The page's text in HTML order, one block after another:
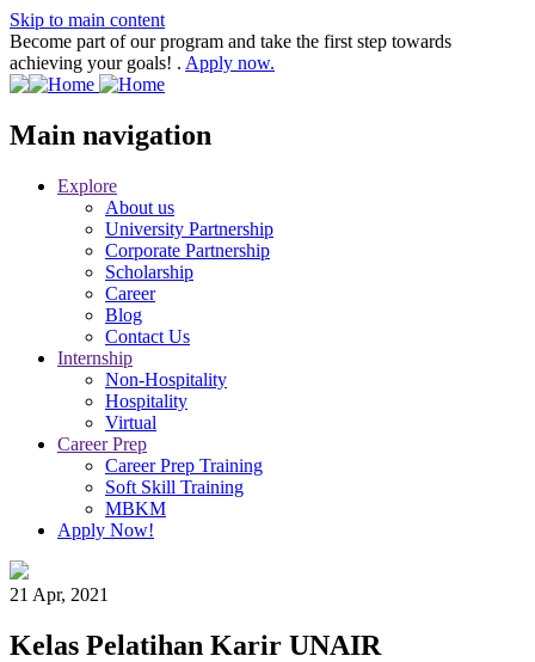
Skip to main content
Become part of our program and take the first step towards
achieving your goals! . Apply now.
Main navigation
Explore
About us
University Partnership
Corporate Partnership
Scholarship
Career
Blog
Contact Us
Internship
Non-Hospitality
Hospitality
Virtual
Career Prep
Career Prep Training
Soft Skill Training
MBKM
Apply Now!
21 Apr, 2021
Kelas Pelatihan Karir UNAIR